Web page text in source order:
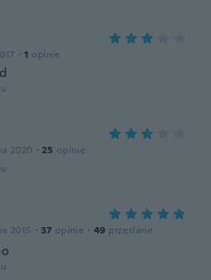
· 1 opinie
2020 · 25 opinie
2015 · 37 opinie · 49 przesłane